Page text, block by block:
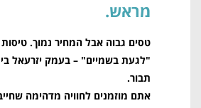
טסים גבוה אבל המחיר נמוך.
"לגעת בשמיים" – בעמק יזרעאל
תבור.
אתם מוזמנים לחוויה מדהימה